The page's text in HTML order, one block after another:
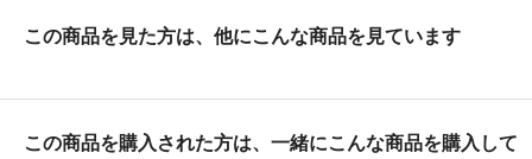
この商品を見た方は、他にこんな商品を見ています
この商品を購入された方は、一緒にこんな商品を購入して